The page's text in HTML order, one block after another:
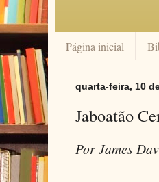
Página inicial
quarta-feira, 10
Jaboatão
Por James